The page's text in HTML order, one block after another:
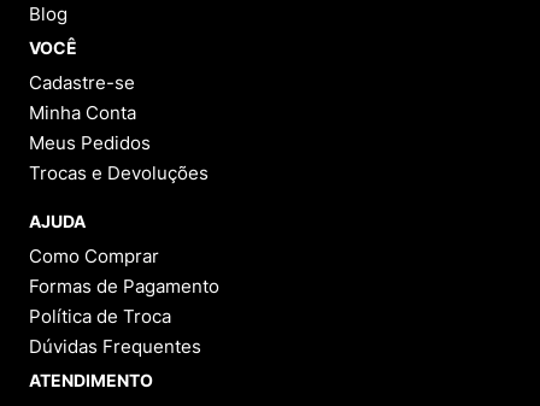
Blog
VOCÊ
Cadastre-se
Minha Conta
Meus Pedidos
Trocas e Devoluções
AJUDA
Como Comprar
Formas de Pagamento
Política de Troca
Dúvidas Frequentes
ATENDIMENTO